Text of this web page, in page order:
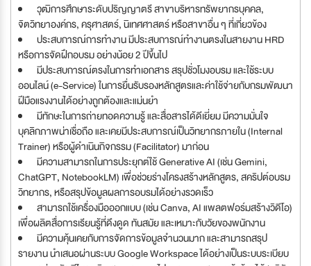
วุฒิการศึกษาระดับปริญญาตรี สาขาบริหารทรัพยากรบุคคล,
จิตวิทยาองค์กร, ครุศาสตร์, นิเทศศาสตร์ หรือสาขาอื่น ๆ ที่เกี่ยวข้อง
ประสบการณ์การทำงาน มีประสบการณ์ทำงานตรงในสายงาน HRD
หรือการจัดฝึกอบรม อย่างน้อย 2 ปีขึ้นไป
มีประสบการณ์ตรงในการทำเอกสาร สรุปชั่วโมงอบรม และใช้ระบบ
ออนไลน์ (e-Service) ในการยื่นรับรองหลักสูตรและค่าใช้จ่ายกับกรมพัฒนา
ฝีมือแรงงานได้อย่างถูกต้องและแม่นยำ
มีทักษะในการถ่ายทอดความรู้ และสื่อสารได้ดีเยี่ยม มีความมั่นใจ
บุคลิกภาพน่าเชื่อถือ และเคยมีประสบการณ์เป็นวิทยากรภายใน (Internal
Trainer) หรือผู้ดำเนินกิจกรรม (Facilitator) มาก่อน
มีความสามารถในการประยุกต์ใช้ Generative AI (เช่น Gemini,
ChatGPT, NotebookLM) เพื่อช่วยร่างโครงสร้างหลักสูตร, สคริปต์อบรม
วิทยากร, หรือสรุปข้อมูลผลการอบรมได้อย่างรวดเร็ว
สามารถใช้เครื่องมือออกแบบ (เช่น Canva, AI แพลตฟอร์มสร้างวิดีโอ)
เพื่อผลิตสื่อการเรียนรู้ที่ดึงดูด ทันสมัย และเหมาะกับวัยของพนักงาน
มีความคุ้นเคยกับการจัดการข้อมูลจำนวนมาก และสามารถสรุป
รายงาน นำเสนอผ่านระบบ Google Workspace ได้อย่างเป็นระบบระเบียบ